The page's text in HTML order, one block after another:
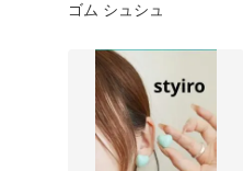
ゴム シュシュ